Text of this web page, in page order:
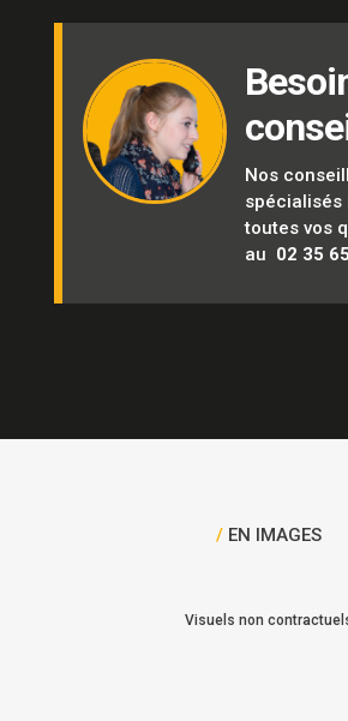
Nos
spécialisés
toutes vos
au 02 35
/EN IMAGES
Visuels non